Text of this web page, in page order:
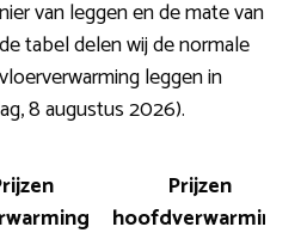
van leggen en de mate van
tabel delen wij de normale
leggen in
8 augustus 2026).
Prijzen
hoofdverwarming